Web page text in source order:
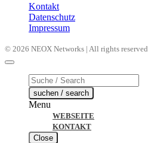
Kontakt
Datenschutz
Impressum
© 2026 NEOX Networks | All rights reserved.
Products
search
suchen / search
Menu
WEBSEITE
KONTAKT
Close